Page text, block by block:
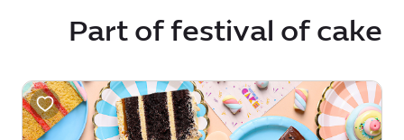
Part of festival of cake